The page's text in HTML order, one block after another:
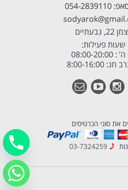
2839110
22, גבעתיים
שעות פעילות:
20:00
8:00-16:00
את סוגי הכרטיסים
03-7324259